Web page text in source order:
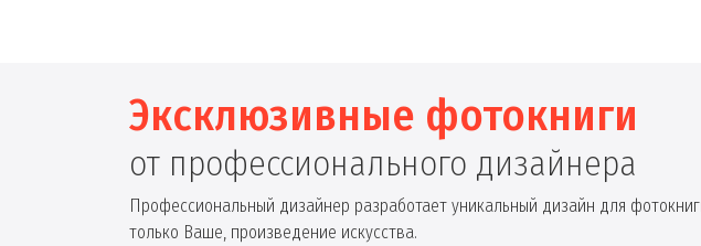
Эксклюзивные фотокниги
от профессионального дизайнера
Профессиональный дизайнер разработает уникальный дизайн для
только Ваше, произведение искусства.